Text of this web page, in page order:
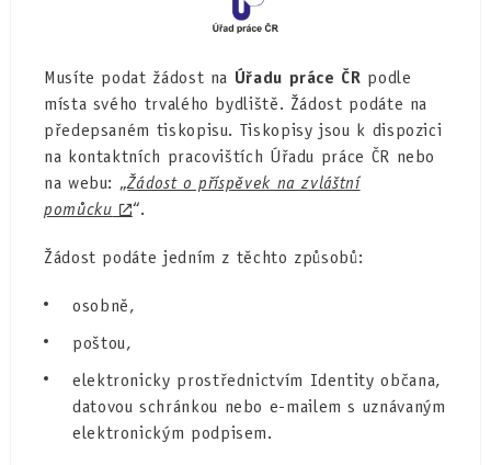
Musíte podat žádost na Úřadu práce ČR podle
místa svého trvalého bydliště. Žádost podáte na
předepsaném tiskopisu. Tiskopisy jsou k dispozici
na kontaktních pracovištích Úřadu práce ČR nebo
na webu: „Žádost o příspěvek na zvláštní
pomůcku
“.
Žádost podáte jedním z těchto způsobů:
osobně,
poštou,
elektronicky prostřednictvím Identity občana,
datovou schránkou nebo e-mailem s uznávaným
elektronickým podpisem.